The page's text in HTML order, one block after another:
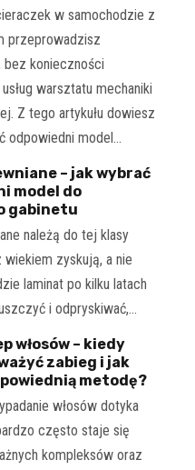
w samochodzie z
przeprowadzisz
bez konieczności
warsztatu mechaniki
Z tego artykułu dowiesz
odpowiedni model…
– jak wybrać
model do
gabinetu
należą do tej klasy
zyskują, a nie
laminat po kilku latach
i odpryskiwać,…
włosów – kiedy
zabieg i jak
metodę?
włosów dotyka
często staje się
kompleksów oraz